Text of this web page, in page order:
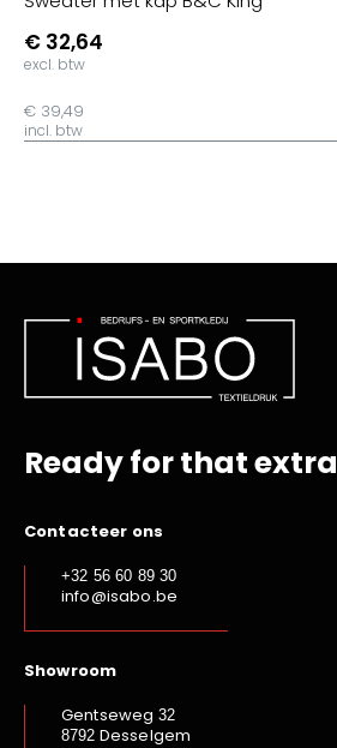
€ 32,64
excl. btw
€ 39,49
incl. btw
Ready for that extra
Contacteer ons
+32 56 60 89 30
info@isabo.be
Showroom
Gentseweg 32
8792 Desselgem